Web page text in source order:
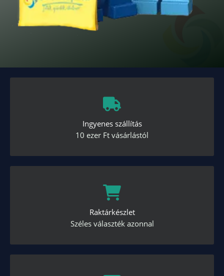
Ingyenes szállítás
10 ezer Ft vásárlástól
Raktárkészlet
Széles választék azonnal